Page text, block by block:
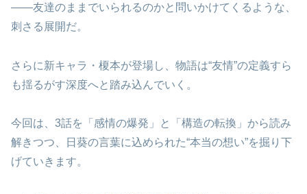
――友達のままでいられるのかと問いかけてくるような、
刺さる展開だ。
さらに新キャラ・榎本が登場し、物語は“友情”の定義すら
も揺るがす深度へと踏み込んでいく。
今回は、3話を「感情の爆発」と「構造の転換」から読み
解きつつ、日葵の言葉に込められた“本当の想い”を掘り下
げていきます。